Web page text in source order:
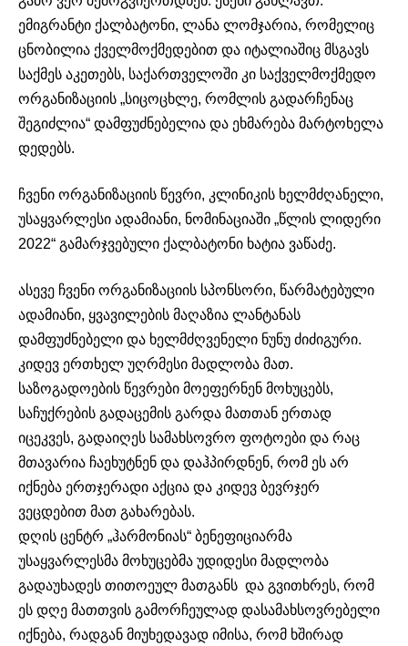
ემიგრანტი ქალბატონი, ლანა ლომჯარია, რომელიც
ცნობილია ქველმოქმედებით და იტალიაშიც მსგავს
საქმეს აკეთებს, საქართველოში კი საქველმოქმედო
ორგანიზაციის „სიცოცხლე, რომლის გადარჩენაც
შეგიძლია“ დამფუძნებელია და ეხმარება მარტოხელა
დედებს.
ჩვენი ორგანიზაციის წევრი, კლინიკის ხელმძღანელი,
უსაყვარლესი ადამიანი, ნომინაციაში „წლის ლიდერი
2022“ გამარჯვებული ქალბატონი ხატია ვაწაძე.
ასევე ჩვენი ორგანიზაციის სპონსორი, წარმატებული
ადამიანი, ყვავილების მაღაზია ლანტანას
დამფუძნებელი და ხელმძღვენელი ნუნუ ძიძიგური.
კიდევ ერთხელ უღრმესი მადლობა მათ.
საზოგადოების წევრები მოეფერნენ მოხუცებს,
საჩუქრების გადაცემის გარდა მათთან ერთად
იცეკვეს, გადაიღეს სამახსოვრო ფოტოები და რაც
მთავარია ჩაეხუტნენ და დაჰპირდნენ, რომ ეს არ
იქნება ერთჯერადი აქცია და კიდევ ბევრჯერ
ვეცდებით მათ გახარებას.
დღის ცენტრ „ჰარმონიას“ ბენეფიციარმა
უსაყვარლესმა მოხუცებმა უდიდესი მადლობა
გადაუხადეს თითოეულ მათგანს და გვითხრეს, რომ
ეს დღე მათთვის გამორჩეულად დასამახსოვრებელი
იქნება, რადგან მიუხედავად იმისა, რომ ხშირად